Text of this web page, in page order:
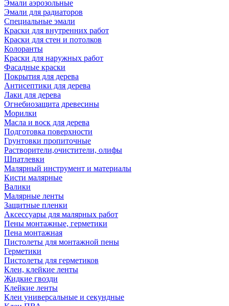
Эмали аэрозольные
Эмали для радиаторов
Специальные эмали
Краски для внутренних работ
Краски для стен и потолков
Колоранты
Краски для наружных работ
Фасадные краски
Покрытия для дерева
Антисептики для дерева
Лаки для дерева
Огнебиозащита древесины
Морилки
Масла и воск для дерева
Подготовка поверхности
Грунтовки пропиточные
Растворители,очистители, олифы
Шпатлевки
Малярный инструмент и материалы
Кисти малярные
Валики
Малярные ленты
Защитные пленки
Аксессуары для малярных работ
Пены монтажные, герметики
Пена монтажная
Пистолеты для монтажной пены
Герметики
Пистолеты для герметиков
Клеи, клейкие ленты
Жидкие гвозди
Клейкие ленты
Клеи универсальные и секундные